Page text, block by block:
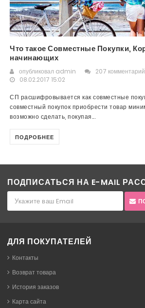
Что такое Совместные Покупки,
начинающих
опубликовал admin
207 комментарий
08.02.2017 15:02
СП расшифровывается как совместные
совместный покупок приобрести товар
возможно сделать, покупая...
ПОДРОБНЕЕ
ПОДПИСАТЬСЯ НА E-MAIL
ДЛЯ ПОКУПАТЕЛЕЙ
Контакты
Возврат товара
История заказов
Карта сайта